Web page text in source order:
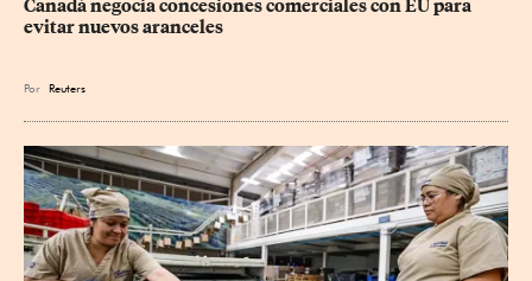
Canadá negocia concesiones comerciales con EU para
evitar nuevos aranceles
Por Reuters